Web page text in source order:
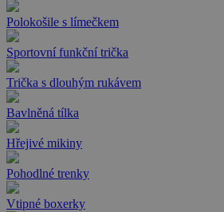
Polokošile s límečkem
Sportovní funkční trička
Trička s dlouhým rukávem
Bavlněná tílka
Hřejivé mikiny
Pohodlné trenky
Vtipné boxerky